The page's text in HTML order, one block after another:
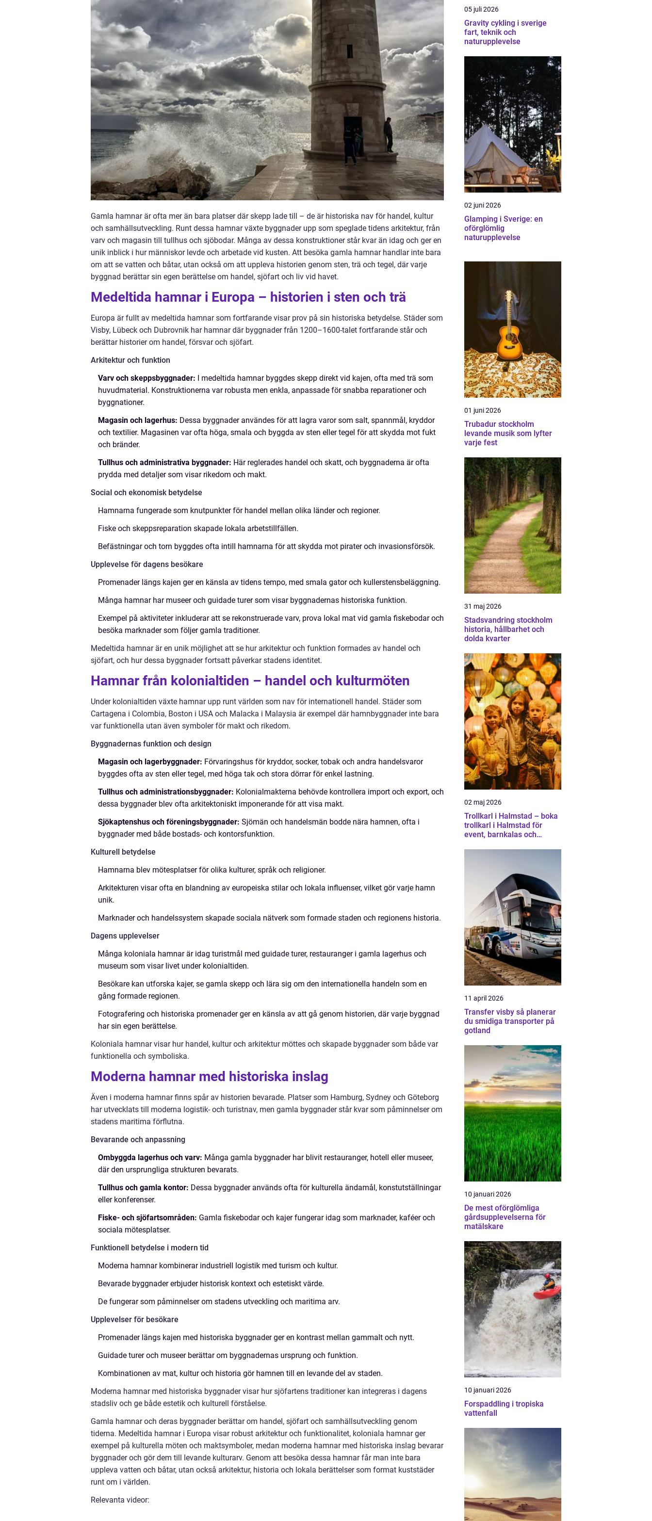
Gamla hamnar är ofta mer än bara platser där skepp lade till – de är historiska nav för handel, kultur
och samhällsutveckling. Runt dessa hamnar växte byggnader upp som speglade tidens arkitektur, från
varv och magasin till tullhus och sjöbodar. Många av dessa konstruktioner står kvar än idag och ger en
unik inblick i hur människor levde och arbetade vid kusten. Att besöka gamla hamnar handlar inte bara
om att se vatten och båtar, utan också om att uppleva historien genom sten, trä och tegel, där varje
byggnad berättar sin egen berättelse om handel, sjöfart och liv vid havet.
Medeltida hamnar i Europa – historien i sten och trä
Europa är fullt av medeltida hamnar som fortfarande visar prov på sin historiska betydelse. Städer som
Visby, Lübeck och Dubrovnik har hamnar där byggnader från 1200–1600-talet fortfarande står och
berättar historier om handel, försvar och sjöfart.
Arkitektur och funktion
Varv och skeppsbyggnader: I medeltida hamnar byggdes skepp direkt vid kajen, ofta med trä som
huvudmaterial. Konstruktionerna var robusta men enkla, anpassade för snabba reparationer och
byggnationer.
Magasin och lagerhus: Dessa byggnader användes för att lagra varor som salt, spannmål, kryddor
och textilier. Magasinen var ofta höga, smala och byggda av sten eller tegel för att skydda mot fukt
och bränder.
Tullhus och administrativa byggnader: Här reglerades handel och skatt, och byggnaderna är ofta
prydda med detaljer som visar rikedom och makt.
Social och ekonomisk betydelse
Hamnarna fungerade som knutpunkter för handel mellan olika länder och regioner.
Fiske och skeppsreparation skapade lokala arbetstillfällen.
Befästningar och torn byggdes ofta intill hamnarna för att skydda mot pirater och invasionsförsök.
Upplevelse för dagens besökare
Promenader längs kajen ger en känsla av tidens tempo, med smala gator och kullerstensbeläggning.
Många hamnar har museer och guidade turer som visar byggnadernas historiska funktion.
Exempel på aktiviteter inkluderar att se rekonstruerade varv, prova lokal mat vid gamla fiskebodar och
besöka marknader som följer gamla traditioner.
Medeltida hamnar är en unik möjlighet att se hur arkitektur och funktion formades av handel och
sjöfart, och hur dessa byggnader fortsatt påverkar stadens identitet.
Hamnar från kolonialtiden – handel och kulturmöten
Under kolonialtiden växte hamnar upp runt världen som nav för internationell handel. Städer som
Cartagena i Colombia, Boston i USA och Malacka i Malaysia är exempel där hamnbyggnader inte bara
var funktionella utan även symboler för makt och rikedom.
Byggnadernas funktion och design
Magasin och lagerbyggnader: Förvaringshus för kryddor, socker, tobak och andra handelsvaror
byggdes ofta av sten eller tegel, med höga tak och stora dörrar för enkel lastning.
Tullhus och administrationsbyggnader: Kolonialmakterna behövde kontrollera import och export, och
dessa byggnader blev ofta arkitektoniskt imponerande för att visa makt.
Sjökaptenshus och föreningsbyggnader: Sjömän och handelsmän bodde nära hamnen, ofta i
byggnader med både bostads- och kontorsfunktion.
Kulturell betydelse
Hamnarna blev mötesplatser för olika kulturer, språk och religioner.
Arkitekturen visar ofta en blandning av europeiska stilar och lokala influenser, vilket gör varje hamn
unik.
Marknader och handelssystem skapade sociala nätverk som formade staden och regionens historia.
Dagens upplevelser
Många koloniala hamnar är idag turistmål med guidade turer, restauranger i gamla lagerhus och
museum som visar livet under kolonialtiden.
Besökare kan utforska kajer, se gamla skepp och lära sig om den internationella handeln som en
gång formade regionen.
Fotografering och historiska promenader ger en känsla av att gå genom historien, där varje byggnad
har sin egen berättelse.
Koloniala hamnar visar hur handel, kultur och arkitektur möttes och skapade byggnader som både var
funktionella och symboliska.
Moderna hamnar med historiska inslag
Även i moderna hamnar finns spår av historien bevarade. Platser som Hamburg, Sydney och Göteborg
har utvecklats till moderna logistik- och turistnav, men gamla byggnader står kvar som påminnelser om
stadens maritima förflutna.
Bevarande och anpassning
Ombyggda lagerhus och varv: Många gamla byggnader har blivit restauranger, hotell eller museer,
där den ursprungliga strukturen bevarats.
Tullhus och gamla kontor: Dessa byggnader används ofta för kulturella ändamål, konstutställningar
eller konferenser.
Fiske- och sjöfartsområden: Gamla fiskebodar och kajer fungerar idag som marknader, kaféer och
sociala mötesplatser.
Funktionell betydelse i modern tid
Moderna hamnar kombinerar industriell logistik med turism och kultur.
Bevarade byggnader erbjuder historisk kontext och estetiskt värde.
De fungerar som påminnelser om stadens utveckling och maritima arv.
Upplevelser för besökare
Promenader längs kajen med historiska byggnader ger en kontrast mellan gammalt och nytt.
Guidade turer och museer berättar om byggnadernas ursprung och funktion.
Kombinationen av mat, kultur och historia gör hamnen till en levande del av staden.
Moderna hamnar med historiska byggnader visar hur sjöfartens traditioner kan integreras i dagens
stadsliv och ge både estetik och kulturell förståelse.
Gamla hamnar och deras byggnader berättar om handel, sjöfart och samhällsutveckling genom
tiderna. Medeltida hamnar i Europa visar robust arkitektur och funktionalitet, koloniala hamnar ger
exempel på kulturella möten och maktsymboler, medan moderna hamnar med historiska inslag bevarar
byggnader och gör dem till levande kulturarv. Genom att besöka dessa hamnar får man inte bara
uppleva vatten och båtar, utan också arkitektur, historia och lokala berättelser som format kuststäder
runt om i världen.
Relevanta videor:
05 juli 2026
Gravity cykling i sverige
fart, teknik och
naturupplevelse
02 juni 2026
Glamping i Sverige: en
oförglömlig
naturupplevelse
01 juni 2026
Trubadur stockholm
levande musik som lyfter
varje fest
31 maj 2026
Stadsvandring stockholm
historia, hållbarhet och
dolda kvarter
02 maj 2026
Trollkarl i Halmstad – boka
trollkarl i Halmstad för
event, barnkalas och
11 april 2026
Transfer visby så planerar
du smidiga transporter på
gotland
10 januari 2026
De mest oförglömliga
gårdsupplevelserna för
matälskare
10 januari 2026
Forspaddling i tropiska
vattenfall